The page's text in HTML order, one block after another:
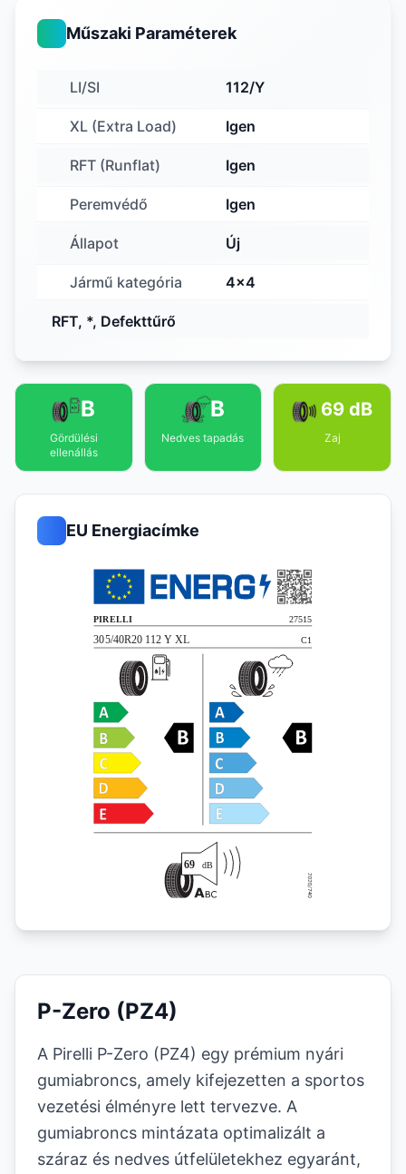
Műszaki Paraméterek
LI/SI 112/Y
XL (Extra Load) Igen
RFT (Runflat) Igen
Peremvédő Igen
Állapot Új
Jármű kategória 4x4
RFT, *, Defekttűrő
B
Gördülési
ellenállás
B
Nedves tapadás
69 dB
Zaj
EU Energiacímke
P-Zero (PZ4)
A Pirelli P-Zero (PZ4) egy prémium nyári
gumiabroncs, amely kifejezetten a sportos
vezetési élményre lett tervezve. A
gumiabroncs mintázata optimalizált a
száraz és nedves útfelületekhez egyaránt,